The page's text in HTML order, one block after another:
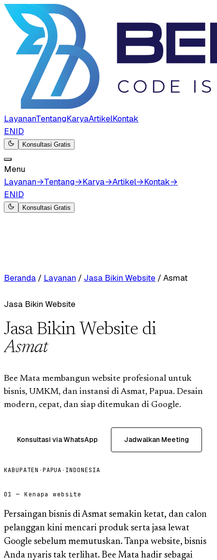
LayananTentangKaryaArtikelKontak
ENID
Konsultasi Gratis
Menu
Layanan→Tentang→Karya→Artikel→Kontak→
ENID
Konsultasi Gratis
Beranda / Layanan / Jasa Bikin Website / Asmat
Jasa Bikin Website
Jasa Bikin Website di
Asmat
Bee Mata membangun website profesional untuk
bisnis, UMKM, dan instansi di Asmat, Papua. Desain
modern, cepat, dan siap ditemukan di Google.
Konsultasi via WhatsApp Jadwalkan Meeting
KABUPATEN ·PAPUA · INDONESIA
01 — Kenapa website
Persaingan bisnis di Asmat semakin ketat, dan calon
pelanggan kini mencari produk serta jasa lewat
Google sebelum memutuskan. Tanpa website, bisnis
Anda nyaris tak terlihat. Bee Mata hadir sebagai